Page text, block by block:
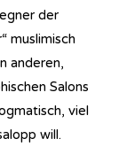
der
muslimisch
anderen,
Salons
viel
will.